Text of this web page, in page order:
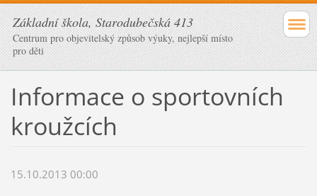
Základní škola, Starodubečská 413
Centrum pro objevitelský způsob výuky, nejlepší místo
pro děti
Informace o sportovních
kroužcích
15.10.2013 00:00